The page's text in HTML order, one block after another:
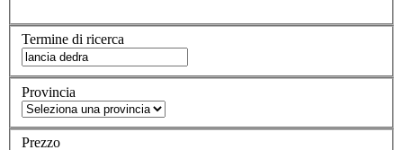
Termine di ricerca
Provincia
Prezzo